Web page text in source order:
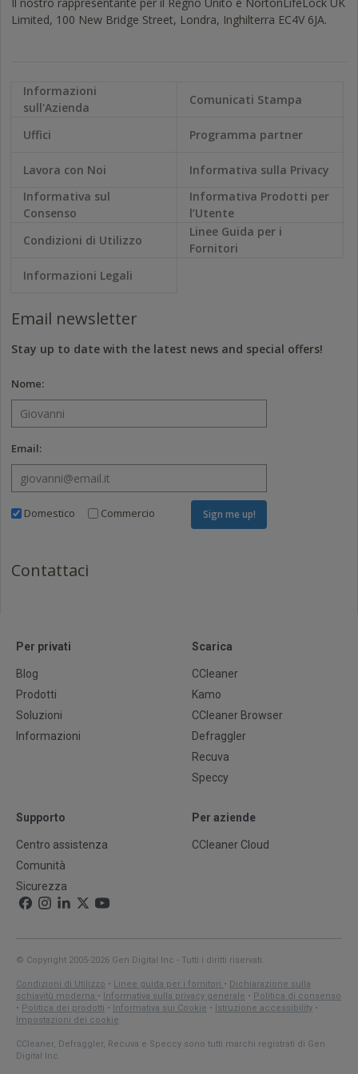
Limited, 100 New Bridge Street, Londra, Inghilterra EC4V 6JA.
Informazioni
sull'Azienda
Comunicati Stampa
Uffici Programma partner
Lavora con Noi
Informativa sulla Privacy
Informativa sul
Consenso
Informativa Prodotti per
l’Utente
Condizioni di Utilizzo
Linee Guida per i
Fornitori
Informazioni Legali
Email newsletter
Stay up to date with the latest news and special offers!
Nome:
Email:
Sign me up!
Domestico Commercio
Contattaci
Per privati
Blog
Prodotti
Soluzioni
Informazioni
Scarica
CCleaner
Kamo
CCleaner Browser
Defraggler
Recuva
Speccy
Supporto
Centro assistenza
Comunità
Sicurezza
Per aziende
CCleaner Cloud
© Copyright 2005-2026 Gen Digital Inc - Tutti i diritti riservati.
Condizioni di Utilizzo • Linee guida per i fornitori • Dichiarazione sulla
schiavitù moderna • Informativa sulla privacy generale • Politica di consenso
• Politica dei prodotti • Informativa sui Cookie • Istruzione accessibility •
Impostazioni dei cookie
CCleaner, Defraggler, Recuva e Speccy sono tutti marchi registrati di Gen
Digital Inc.